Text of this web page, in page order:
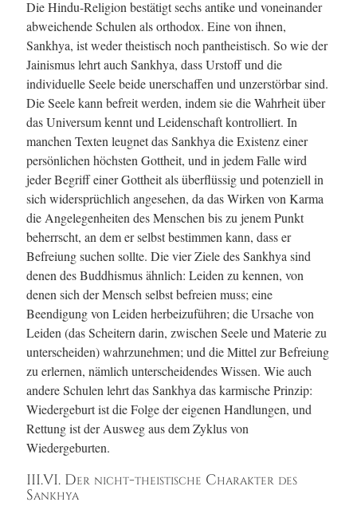
Die Hindu-Religion bestätigt sechs antike und voneinander
abweichende Schulen als orthodox. Eine von ihnen,
Sankhya, ist weder theistisch noch pantheistisch. So wie der
Jainismus lehrt auch Sankhya, dass Urstoff und die
individuelle Seele beide unerschaffen und unzerstörbar sind.
Die Seele kann befreit werden, indem sie die Wahrheit über
das Universum kennt und Leidenschaft kontrolliert. In
manchen Texten leugnet das Sankhya die Existenz einer
persönlichen höchsten Gottheit, und in jedem Falle wird
jeder Begriff einer Gottheit als überflüssig und potenziell in
sich widersprüchlich angesehen, da das Wirken von Karma
die Angelegenheiten des Menschen bis zu jenem Punkt
beherrscht, an dem er selbst bestimmen kann, dass er
Befreiung suchen sollte. Die vier Ziele des Sankhya sind
denen des Buddhismus ähnlich: Leiden zu kennen, von
denen sich der Mensch selbst befreien muss; eine
Beendigung von Leiden herbeizuführen; die Ursache von
Leiden (das Scheitern darin, zwischen Seele und Materie zu
unterscheiden) wahrzunehmen; und die Mittel zur Befreiung
zu erlernen, nämlich unterscheidendes Wissen. Wie auch
andere Schulen lehrt das Sankhya das karmische Prinzip:
Wiedergeburt ist die Folge der eigenen Handlungen, und
Rettung ist der Ausweg aus dem Zyklus von
Wiedergeburten.
III.VI. Der nicht-theistische Charakter des
Sankhya